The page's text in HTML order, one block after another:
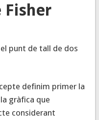
punt de tall de dos
definim primer la
gràfica que
considerant